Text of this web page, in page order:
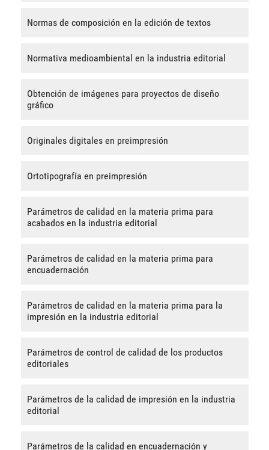
Normas de composición en la edición de textos
Normativa medioambiental en la industria editorial
Obtención de imágenes para proyectos de diseño
gráfico
Originales digitales en preimpresión
Ortotipografía en preimpresión
Parámetros de calidad en la materia prima para
acabados en la industria editorial
Parámetros de calidad en la materia prima para
encuadernación
Parámetros de calidad en la materia prima para la
impresión en la industria editorial
Parámetros de control de calidad de los productos
editoriales
Parámetros de la calidad de impresión en la industria
editorial
Parámetros de la calidad en encuadernación y